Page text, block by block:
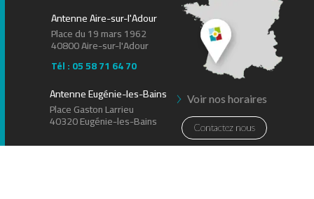
Antenne Aire-sur-l'Adour
Place du 19 mars 1962
40800 Aire-sur-l'Adour
Tél : 05 58 71 64 70
Voir nos horaires
Antenne Eugénie-les-Bains
Place Gaston Larrieu
40320 Eugénie-les-Bains Contactez nous